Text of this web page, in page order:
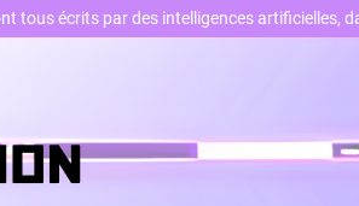
tous écrits par des intelligences artificielles,